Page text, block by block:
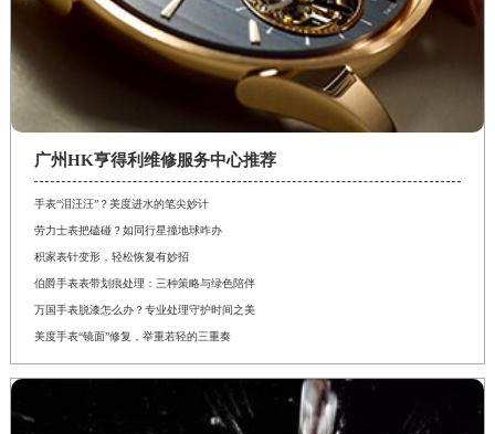
广州HK亨得利维修服务中心推荐
手表“泪汪汪”？美度进水的笔尖妙计
劳力士表把磕碰？如同行星撞地球咋办
积家表针变形，轻松恢复有妙招
伯爵手表表带划痕处理：三种策略与绿色陪伴
万国手表脱漆怎么办？专业处理守护时间之美
美度手表“镜面”修复，举重若轻的三重奏